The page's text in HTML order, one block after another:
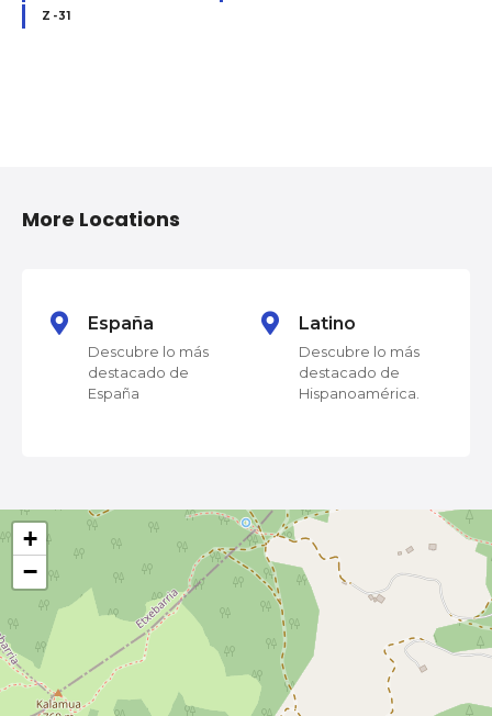
Z-31
v
ó
n
d
e
l
More Locations
España
Descubre lo más
destacado de
España
Latino
Descubre lo más
destacado de
Hispanoamérica.
+
−